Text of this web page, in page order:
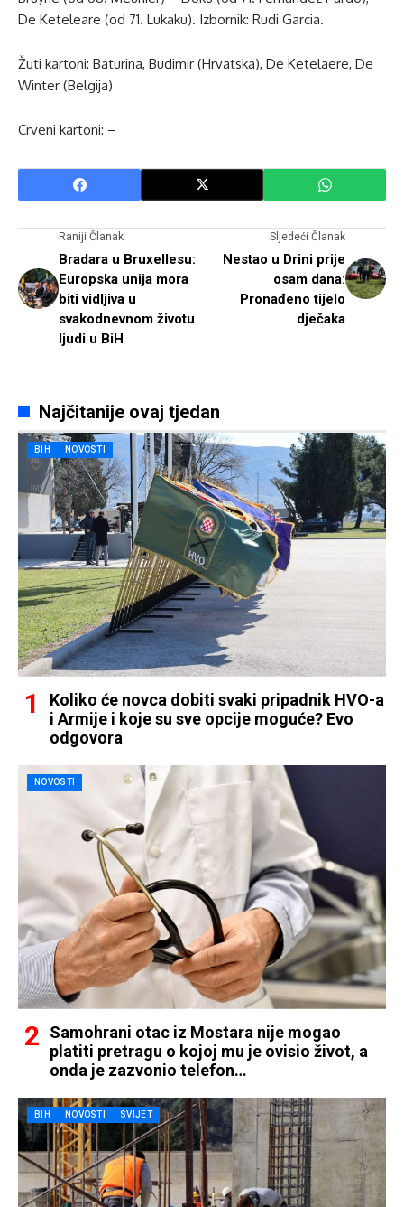
De Keteleare (od 71. Lukaku). Izbornik: Rudi Garcia.
Žuti kartoni: Baturina, Budimir (Hrvatska), De Ketelaere, De
Winter (Belgija)
Crveni kartoni: –
Raniji Članak
Bradara u Bruxellesu:
Europska unija mora
biti vidljiva u
svakodnevnom životu
ljudi u BiH
Sljedeći Članak
Nestao u Drini prije
osam dana:
Pronađeno tijelo
dječaka
Najčitanije ovaj tjedan
BIH NOVOSTI
Koliko će novca dobiti svaki pripadnik HVO-a
i Armije i koje su sve opcije moguće? Evo
odgovora
NOVOSTI
Samohrani otac iz Mostara nije mogao
platiti pretragu o kojoj mu je ovisio život, a
onda je zazvonio telefon…
BIH NOVOSTI SVIJET